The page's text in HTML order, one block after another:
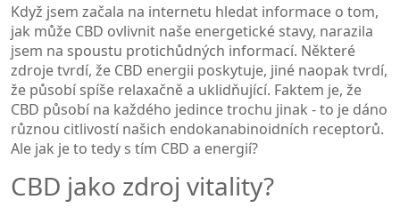
Když jsem začala na internetu hledat informace o tom,
jak může CBD ovlivnit naše energetické stavy, narazila
jsem na spoustu protichůdných informací. Některé
zdroje tvrdí, že CBD energii poskytuje, jiné naopak tvrdí,
že působí spíše relaxačně a uklidňující. Faktem je, že
CBD působí na každého jedince trochu jinak - to je dáno
různou citlivostí našich endokanabinoidních receptorů.
Ale jak je to tedy s tím CBD a energií?
CBD jako zdroj vitality?